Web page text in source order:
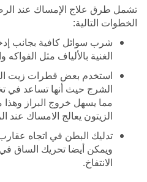
الخطوات التالية:
شرب سوائل كافية بجانب
الغنية بالألياف مثل
استخدم بعض قطرات زيت
الشرج حيث أنها تساعد في
مما يسهل خروج البراز
الزيتون يعالج الامساك عند
تدليك البطن في اتجاه
ويمكن أيضا تحريك الساق
الانتفاخ.